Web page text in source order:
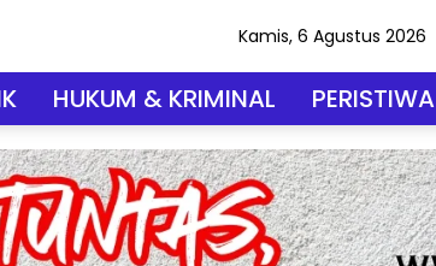
Kamis, 6 Agustus 2026
HUKUM & KRIMINAL PERISTIWA